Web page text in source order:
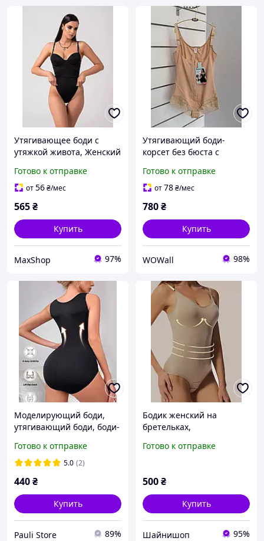
Утягивающее боди с
утяжкой живота, Женский
бретельках, Боди с
эффектом утяжки,
коррекции фиг
Готово к отправке
от56₴/мес
565₴
Купить
MaxShop 97%
Утягивающий боди-
корсет без бюста с
эффектом в области
талии XL
Готово к отправке
от78₴/мес
780₴
Купить
WOWall 98%
Моделирующий боди,
утягивающий боди, боди-
боди на широких
бретельках.
Готово к отправке
5.0 (2)
440₴
Купить
Pauli Store 89%
Бодик женский на
бретельках,
утягивающий Боди
Готово к отправке
500₴
Купить
Шайнишоп 95%